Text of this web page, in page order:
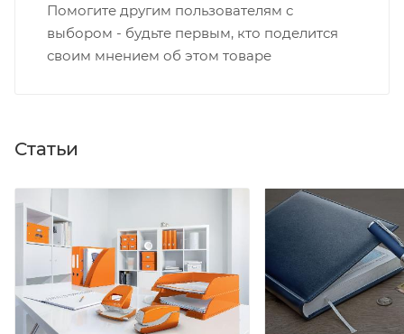
Помогите другим пользователям с
выбором - будьте первым, кто поделится
своим мнением об этом товаре
Статьи